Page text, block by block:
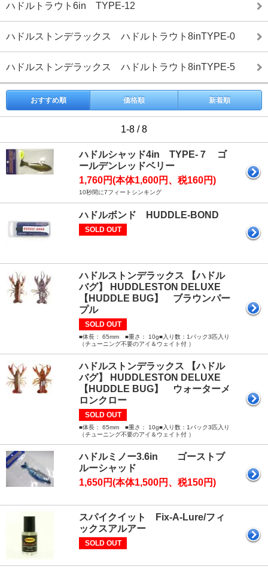
ハドルトラウト6in TYPE-12
ハドルストンデラックス ハドルトラウト8inTYPE-0
ハドルストンデラックス ハドルトラウト8inTYPE-5
おすすめ順 価格順 新着順
1-8 / 8
ハドルシャッド4in TYPE-７ ゴ
ールデンレッドベリー
1,760円(本体1,600円、税160円)
10秒間に7フィートシンキング
ハドルボンド HUDDLE-BOND
SOLD OUT
ハドルストンデラックス 【ハドル
バグ】 HUDDLESTON DELUXE
【HUDDLE BUG】 ブラウンパー
プル
SOLD OUT
■体長： 65mm ■重さ： 10g■入り数：1パック3匹入り
（チューニング不要のアイ＆ウェイト付 ）
ハドルストンデラックス 【ハドル
バグ】 HUDDLESTON DELUXE
【HUDDLE BUG】 ウォーターメ
ロンクロー
SOLD OUT
■体長： 65mm ■重さ： 10g■入り数：1パック3匹入り
（チューニング不要のアイ＆ウェイト付 ）
ハドルミノー3.6in ゴーストブ
ルーシャッド
1,650円(本体1,500円、税150円)
スパイクイット Fix-A-Lure/フィ
ックスアルアー
SOLD OUT